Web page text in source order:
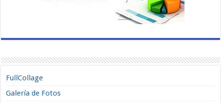
FullCollage
Galería de Fotos